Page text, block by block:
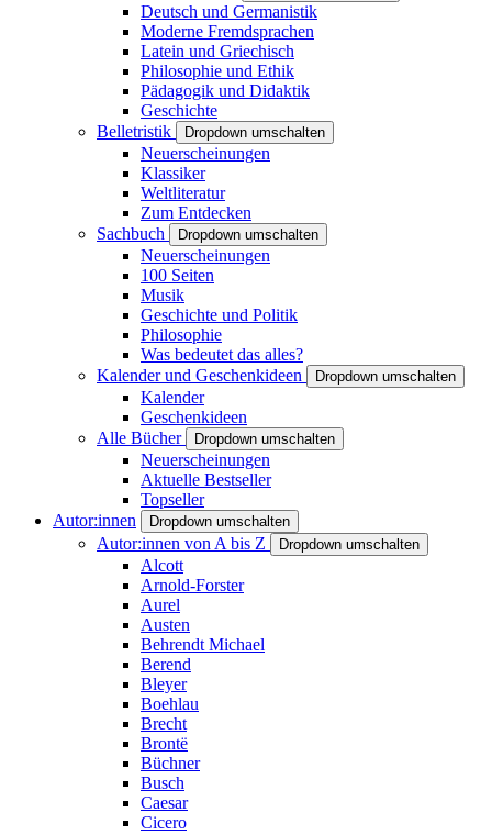
Deutsch und Germanistik
Moderne Fremdsprachen
Latein und Griechisch
Philosophie und Ethik
Pädagogik und Didaktik
Geschichte
Belletristik
Dropdown umschalten
Neuerscheinungen
Klassiker
Weltliteratur
Zum Entdecken
Sachbuch
Dropdown umschalten
Neuerscheinungen
100 Seiten
Musik
Geschichte und Politik
Philosophie
Was bedeutet das alles?
Kalender und Geschenkideen
Dropdown umschalten
Kalender
Geschenkideen
Alle Bücher
Dropdown umschalten
Neuerscheinungen
Aktuelle Bestseller
Topseller
Autor:innen
Dropdown umschalten
Autor:innen von A bis Z Dropdown umschalten
Alcott
Arnold-Forster
Aurel
Austen
Behrendt Michael
Berend
Bleyer
Boehlau
Brecht
Brontë
Büchner
Busch
Caesar
Cicero